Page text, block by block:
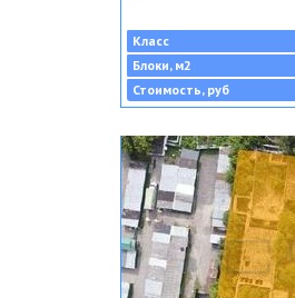
Класс
Блоки, м2
Стоимость, руб